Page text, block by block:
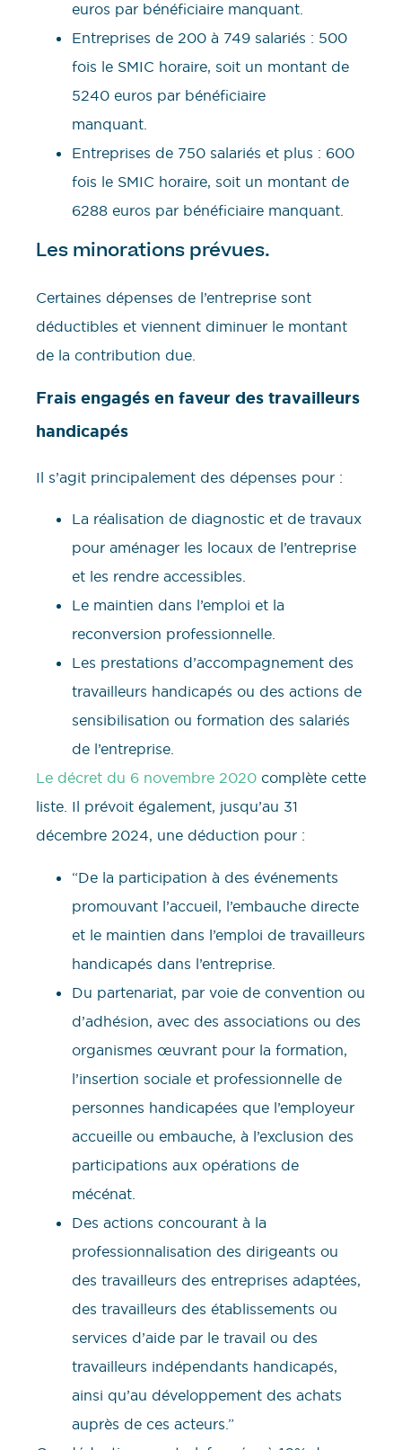
euros par bénéficiaire manquant.
Entreprises de 200 à 749 salariés : 500
fois le SMIC horaire, soit un montant de
5240 euros par bénéficiaire
manquant.
Entreprises de 750 salariés et plus : 600
fois le SMIC horaire, soit un montant de
6288 euros par bénéficiaire manquant.
Les minorations prévues.
Certaines dépenses de l’entreprise sont
déductibles et viennent diminuer le montant
de la contribution due.
Frais engagés en faveur des travailleurs
handicapés
Il s’agit principalement des dépenses pour :
La réalisation de diagnostic et de travaux
pour aménager les locaux de l’entreprise
et les rendre accessibles.
Le maintien dans l’emploi et la
reconversion professionnelle.
Les prestations d’accompagnement des
travailleurs handicapés ou des actions de
sensibilisation ou formation des salariés
de l’entreprise.
Le décret du 6 novembre 2020 complète cette
liste. Il prévoit également, jusqu’au 31
décembre 2024, une déduction pour :
“De la participation à des événements
promouvant l’accueil, l’embauche directe
et le maintien dans l’emploi de travailleurs
handicapés dans l’entreprise.
Du partenariat, par voie de convention ou
d’adhésion, avec des associations ou des
organismes œuvrant pour la formation,
l’insertion sociale et professionnelle de
personnes handicapées que l’employeur
accueille ou embauche, à l’exclusion des
participations aux opérations de
mécénat.
Des actions concourant à la
professionnalisation des dirigeants ou
des travailleurs des entreprises adaptées,
des travailleurs des établissements ou
services d’aide par le travail ou des
travailleurs indépendants handicapés,
ainsi qu’au développement des achats
auprès de ces acteurs.”